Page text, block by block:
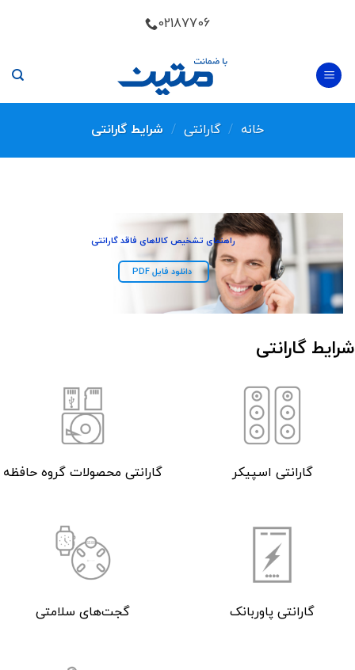
02187706
خانه / گارانتی / شرایط گارانتی
راهنمای تشخیص کالاهای فاقد گارانتی
دانلود فایل PDF
شرایط گارانتی
گارانتی اسپیکر گارانتی محصولات گروه حافظه
گارانتی پاوربانک گجت‌های سلامتی